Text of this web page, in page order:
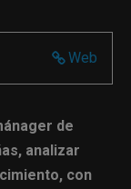
Web
de
analizar
con